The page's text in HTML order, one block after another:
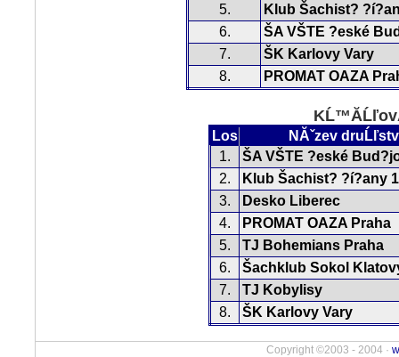
5.
Klub Šachist?
6.
ŠA VŠTE ?eské
7.
ŠK Karlovy Vary
8.
PROMAT OAZA
Los
NĂˇzev
1.
ŠA VŠTE ?eské
2.
Klub Šachist? ?í?any
3.
Desko Liberec
4.
PROMAT OAZA Praha
5.
TJ Bohemians Praha
6.
Šachklub Sokol
7.
TJ Kobylisy
8.
ŠK Karlovy Vary
Copyright ©2003 - 2004 ·